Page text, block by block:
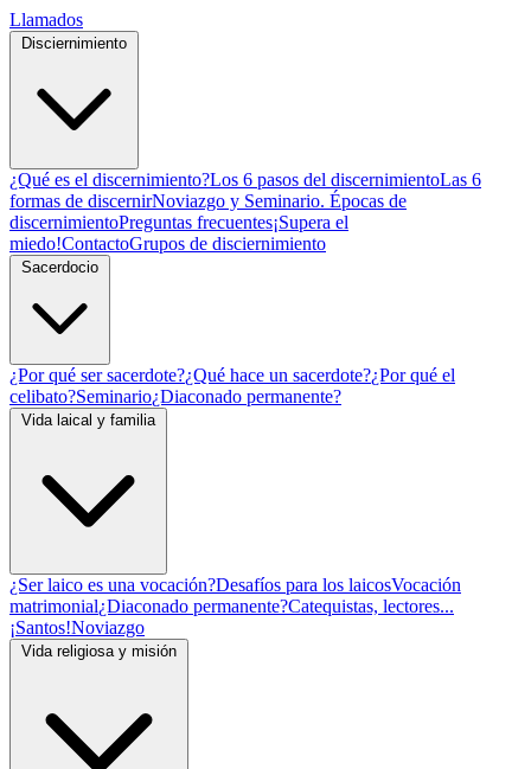
Llamados
¿Qué es el discernimiento?Los 6 pasos del discernimientoLas 6
formas de discernirNoviazgo y Seminario. Épocas de
discernimientoPreguntas frecuentes¡Supera el
miedo!ContactoGrupos de disciernimiento
¿Por qué ser sacerdote?¿Qué hace un sacerdote?¿Por qué el
celibato?Seminario¿Diaconado permanente?
Vida laical y familia
¿Ser laico es una vocación?Desafíos para los laicosVocación
matrimonial¿Diaconado permanente?Catequistas, lectores...
¡Santos!Noviazgo